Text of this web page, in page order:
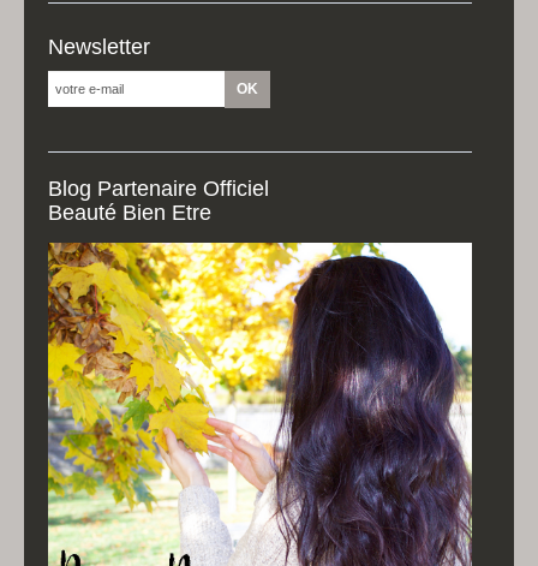
Newsletter
Blog Partenaire Officiel
Beauté Bien Etre